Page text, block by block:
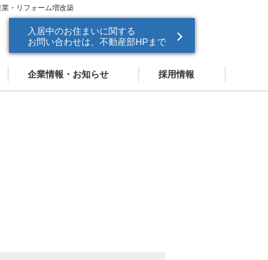
・リフォーム増改築
入居中のお住まいに関する
お問い合わせは、不動産部HPまで
企業情報・お知らせ
企業情報
採用情報